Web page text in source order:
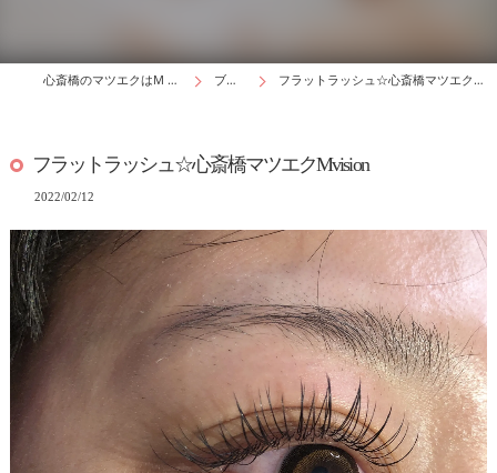
心斎橋のマツエクはM vision ブログ フラットラッシュ☆心斎橋マツエクMvision
フラットラッシュ☆心斎橋マツエクMvision
2022/02/12